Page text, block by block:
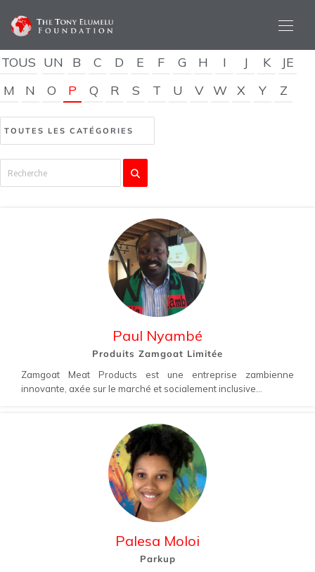
TOUS UN B C D E F G H I J K
JE
M
N O P Q R S T U V W X Y Z
Paul Nyambé
Produits Zamgoat Limitée
Zamgoat Meat Products est une entreprise zambienne
innovante, axée sur le marché et socialement inclusive...
Palesa Moloi
Parkup